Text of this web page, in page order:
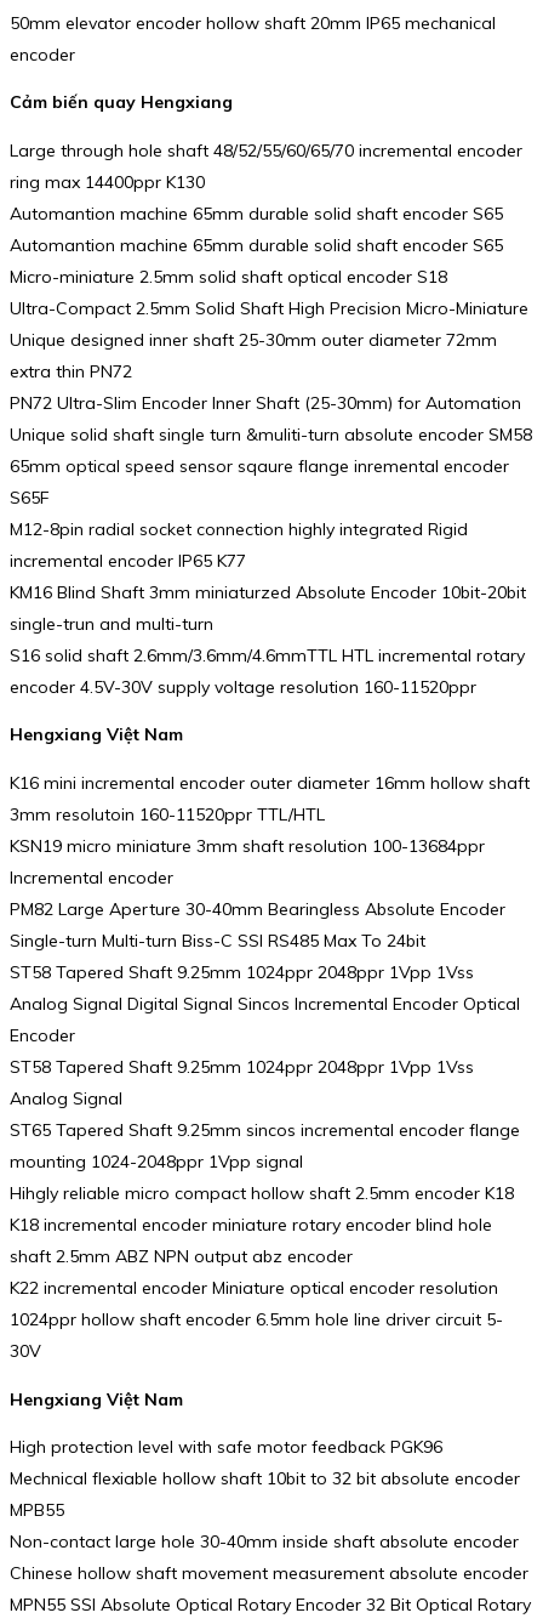
50mm elevator encoder hollow shaft 20mm IP65 mechanical
encoder
Cảm biến quay Hengxiang
Large through hole shaft 48/52/55/60/65/70 incremental encoder
ring max 14400ppr K130
Automantion machine 65mm durable solid shaft encoder S65
Automantion machine 65mm durable solid shaft encoder S65
Micro-miniature 2.5mm solid shaft optical encoder S18
Ultra-Compact 2.5mm Solid Shaft High Precision Micro-Miniature
Unique designed inner shaft 25-30mm outer diameter 72mm
extra thin PN72
PN72 Ultra-Slim Encoder Inner Shaft (25-30mm) for Automation
Unique solid shaft single turn &muliti-turn absolute encoder SM58
65mm optical speed sensor sqaure flange inremental encoder
S65F
M12-8pin radial socket connection highly integrated Rigid
incremental encoder IP65 K77
KM16 Blind Shaft 3mm miniaturzed Absolute Encoder 10bit-20bit
single-trun and multi-turn
S16 solid shaft 2.6mm/3.6mm/4.6mmTTL HTL incremental rotary
encoder 4.5V-30V supply voltage resolution 160-11520ppr
Hengxiang Việt Nam
K16 mini incremental encoder outer diameter 16mm hollow shaft
3mm resolutoin 160-11520ppr TTL/HTL
KSN19 micro miniature 3mm shaft resolution 100-13684ppr
Incremental encoder
PM82 Large Aperture 30-40mm Bearingless Absolute Encoder
Single-turn Multi-turn Biss-C SSI RS485 Max To 24bit
ST58 Tapered Shaft 9.25mm 1024ppr 2048ppr 1Vpp 1Vss
Analog Signal Digital Signal Sincos Incremental Encoder Optical
Encoder
ST58 Tapered Shaft 9.25mm 1024ppr 2048ppr 1Vpp 1Vss
Analog Signal
ST65 Tapered Shaft 9.25mm sincos incremental encoder flange
mounting 1024-2048ppr 1Vpp signal
Hihgly reliable micro compact hollow shaft 2.5mm encoder K18
K18 incremental encoder miniature rotary encoder blind hole
shaft 2.5mm ABZ NPN output abz encoder
K22 incremental encoder Miniature optical encoder resolution
1024ppr hollow shaft encoder 6.5mm hole line driver circuit 5-
30V
Hengxiang Việt Nam
High protection level with safe motor feedback PGK96
Mechnical flexiable hollow shaft 10bit to 32 bit absolute encoder
MPB55
Non-contact large hole 30-40mm inside shaft absolute encoder
Chinese hollow shaft movement measurement absolute encoder
MPN55 SSI Absolute Optical Rotary Encoder 32 Bit Optical Rotary